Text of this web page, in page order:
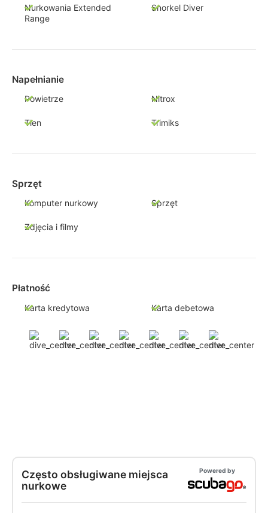
Nurkowania Extended
Range
Snorkel Diver
Napełnianie
Powietrze Nitrox
Tlen Trimiks
Sprzęt
Komputer nurkowy Sprzęt
Zdjęcia i filmy
Płatność
Karta kredytowa Karta debetowa
Często obsługiwane miejsca
nurkowe
Powered by